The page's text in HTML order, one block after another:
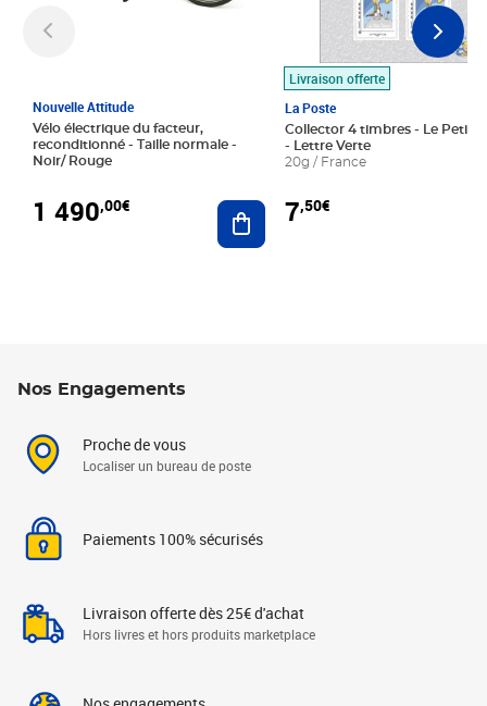
Nouvelle Attitude
Vélo électrique du facteur,
reconditionné - Taille normale -
Noir/ Rouge
1 490,00€ Ajouter au panier
Livraison offerte
La Poste
Collector 4 timbres - Le Petit
- Lettre Verte
20g / France
7,50€
Nos Engagements
Proche de vous
Localiser un bureau de poste
Paiements 100% sécurisés
Livraison offerte dès 25€ d'achat
Hors livres et hors produits marketplace